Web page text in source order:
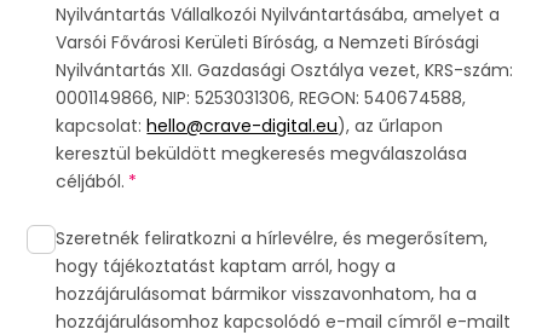
Nyilvántartás Vállalkozói Nyilvántartásába, amelyet a
Varsói Fővárosi Kerületi Bíróság, a Nemzeti Bírósági
Nyilvántartás XII. Gazdasági Osztálya vezet, KRS-szám:
0001149866, NIP: 5253031306, REGON: 540674588,
kapcsolat:hello@crave-digital.eu), az űrlapon
keresztül beküldött megkeresés megválaszolása
céljából. *
Szeretnék feliratkozni a hírlevélre, és megerősítem,
hogy tájékoztatást kaptam arról, hogy a
hozzájárulásomat bármikor visszavonhatom, ha a
hozzájárulásomhoz kapcsolódó e-mail címről e-mailt